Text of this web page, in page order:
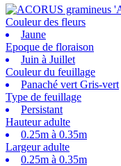
Couleur des fleurs
Jaune
Epoque de floraison
Juin à Juillet
Couleur du feuillage
Panaché vert Gris-vert
Type de feuillage
Persistant
Hauteur adulte
0.25m à 0.35m
Largeur adulte
0.25m à 0.35m